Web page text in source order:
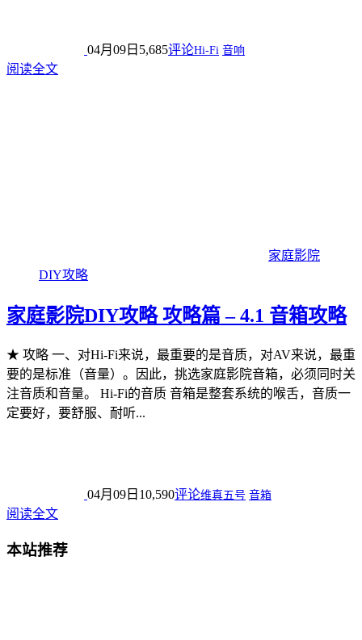
04月09日 5,685评论Hi-Fi 音响
阅读全文
家庭影院
DIY攻略
家庭影院DIY攻略 攻略篇 – 4.1 音箱攻略
★ 攻略 一、对Hi-Fi来说，最重要的是音质，对AV来说，最重
要的是标准（音量）。因此，挑选家庭影院音箱，必须同时关
注音质和音量。 Hi-Fi的音质 音箱是整套系统的喉舌，音质一
定要好，要舒服、耐听...
04月09日 10,590评论维真五号 音箱
阅读全文
本站推荐